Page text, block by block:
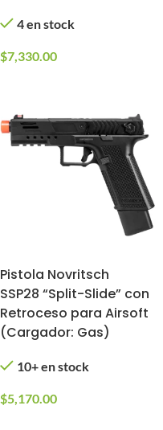
4 en stock
$7,330.00
Pistola Novritsch
SSP28 “Split-Slide” con
Retroceso para Airsoft
(Cargador: Gas)
10+ en stock
$5,170.00